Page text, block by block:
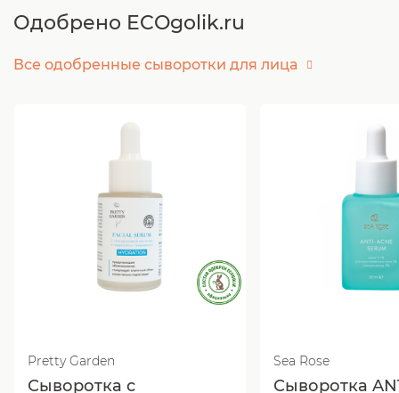
Одобрено ECOgolik.ru
Все одобренные сыворотки для лица
Pretty Garden
Сыворотка с
Sea Rose
Сыворотка